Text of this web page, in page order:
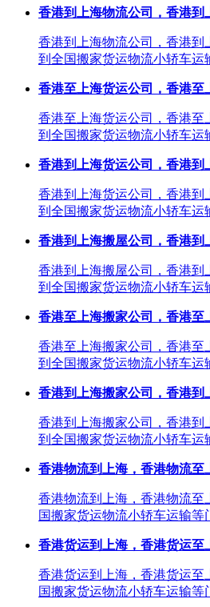
香港到上海物流公司，香港到
香港到上海物流公司，香港到
到全国搬家货运物流小轿车运
香港至上海货运公司，香港至
香港至上海货运公司，香港至
到全国搬家货运物流小轿车运
香港到上海货运公司，香港到
香港到上海货运公司，香港到
到全国搬家货运物流小轿车运
香港到上海搬屋公司，香港到
香港到上海搬屋公司，香港到
到全国搬家货运物流小轿车运
香港至上海搬家公司，香港至
香港至上海搬家公司，香港至
到全国搬家货运物流小轿车运
香港到上海搬家公司，香港到
香港到上海搬家公司，香港到
到全国搬家货运物流小轿车运
香港物流到上海，香港物流至
香港物流到上海，香港物流
国搬家货运物流小轿车运输等
香港货运到上海，香港货运至
香港货运到上海，香港货运
国搬家货运物流小轿车运输等